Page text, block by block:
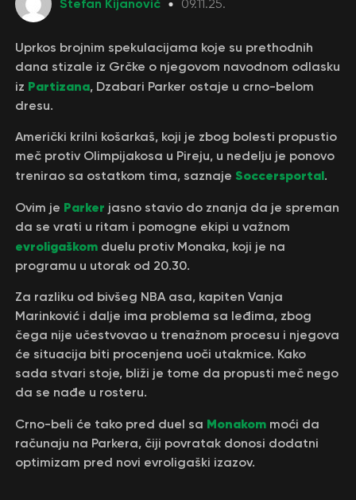
Stefan Kijanović 09.11.25.
Uprkos brojnim spekulacijama koje su prethodnih
dana stizale iz Grčke o njegovom navodnom odlasku
iz Partizana, Dzabari Parker ostaje u crno-belom
dresu.
Američki krilni košarkaš, koji je zbog bolesti propustio
meč protiv Olimpijakosa u Pireju, u nedelju je ponovo
trenirao sa ostatkom tima, saznaje Soccersportal.
Ovim je Parker jasno stavio do znanja da je spreman
da se vrati u ritam i pomogne ekipi u važnom
evroligaškom duelu protiv Monaka, koji je na
programu u utorak od 20.30.
Za razliku od bivšeg NBA asa, kapiten Vanja
Marinković i dalje ima problema sa leđima, zbog
čega nije učestvovao u trenažnom procesu i njegova
će situacija biti procenjena uoči utakmice. Kako
sada stvari stoje, bliži je tome da propusti meč nego
da se nađe u rosteru.
Crno-beli će tako pred duel sa Monakom moći da
računaju na Parkera, čiji povratak donosi dodatni
optimizam pred novi evroligaški izazov.